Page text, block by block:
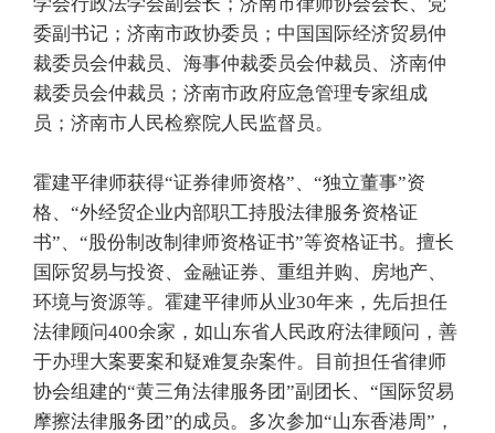
委副书记；济南市政协委员；中国国际经济贸易仲
裁委员会仲裁员、海事仲裁委员会仲裁员、济南仲
裁委员会仲裁员；济南市政府应急管理专家组成
员；济南市人民检察院人民监督员。
霍建平律师获得“证券律师资格”、“独立董事”资
格、“外经贸企业内部职工持股法律服务资格证
书”、“股份制改制律师资格证书”等资格证书。擅长
国际贸易与投资、金融证券、重组并购、房地产、
环境与资源等。霍建平律师从业30年来，先后担任
法律顾问400余家，如山东省人民政府法律顾问，善
于办理大案要案和疑难复杂案件。目前担任省律师
协会组建的“黄三角法律服务团”副团长、“国际贸易
摩擦法律服务团”的成员。多次参加“山东香港周”，